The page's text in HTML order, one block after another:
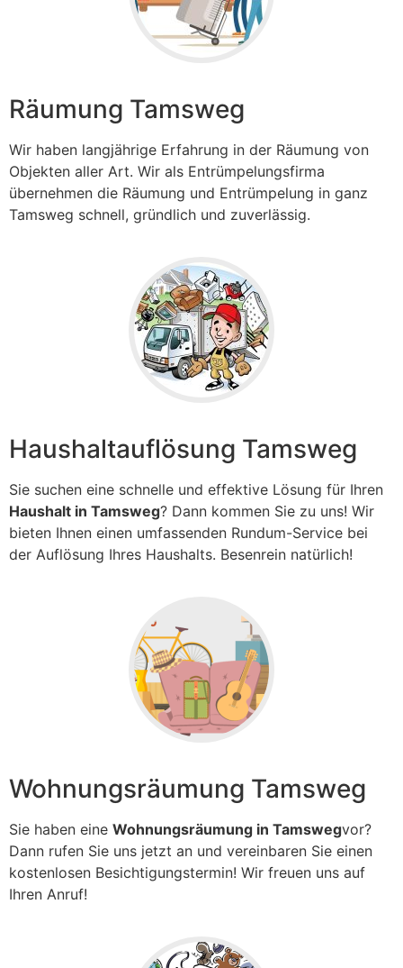
Räumung Tamsweg
Wir haben langjährige Erfahrung in der Räumung von
Objekten aller Art. Wir als Entrümpelungsfirma
übernehmen die Räumung und Entrümpelung in ganz
Tamsweg schnell, gründlich und zuverlässig.
Haushaltauflösung Tamsweg
Sie suchen eine schnelle und effektive Lösung für Ihren
Haushalt in Tamsweg? Dann kommen Sie zu uns! Wir
bieten Ihnen einen umfassenden Rundum-Service bei
der Auflösung Ihres Haushalts. Besenrein natürlich!
Wohnungsräumung Tamsweg
Sie haben eine Wohnungsräumung in Tamswegvor?
Dann rufen Sie uns jetzt an und vereinbaren Sie einen
kostenlosen Besichtigungstermin! Wir freuen uns auf
Ihren Anruf!